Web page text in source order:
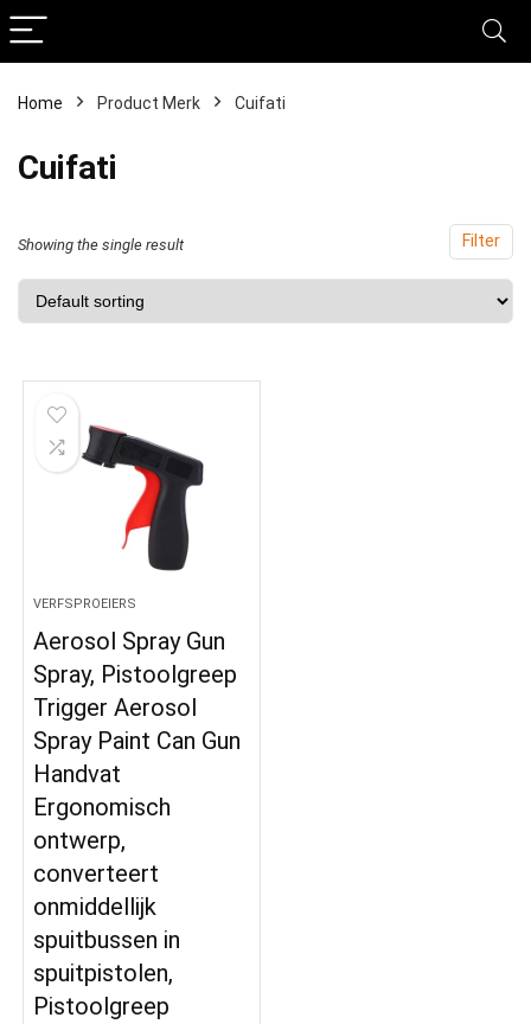
Home Product Merk ‎Cuifati
‎Cuifati
Filter
Showing the single result
VERFSPROEIERS
Aerosol Spray Gun
Spray, Pistoolgreep
Trigger Aerosol
Spray Paint Can Gun
Handvat
Ergonomisch
ontwerp,
converteert
onmiddellijk
spuitbussen in
spuitpistolen,
Pistoolgreep